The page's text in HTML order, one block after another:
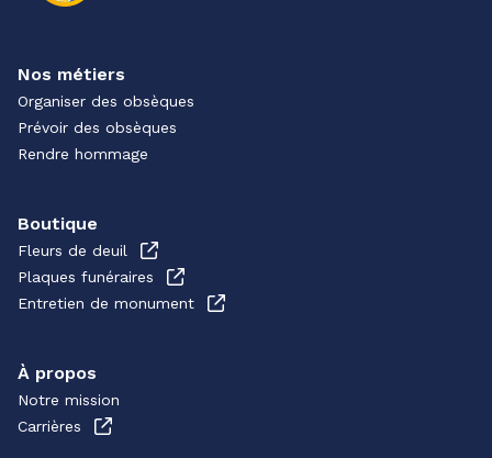
Nos métiers
Organiser des obsèques
Prévoir des obsèques
Rendre hommage
Boutique
Fleurs de deuil
Plaques funéraires
Entretien de monument
À propos
Notre mission
Carrières